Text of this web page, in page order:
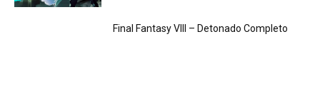
Final Fantasy VIII – Detonado Completo